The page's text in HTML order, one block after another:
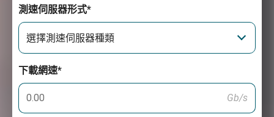
測速伺服器形式*
選擇測速伺服器種類
下載網速*
Gb/s